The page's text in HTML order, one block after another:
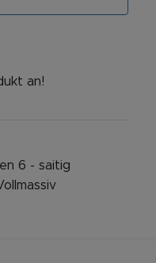
an!
6 - saitig